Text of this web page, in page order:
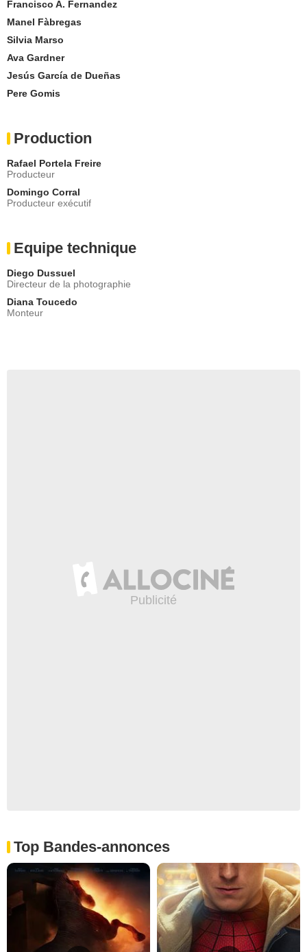
Francisco A. Fernandez
Manel Fàbregas
Silvia Marso
Ava Gardner
Jesús García de Dueñas
Pere Gomis
Production
Rafael Portela Freire
Producteur
Domingo Corral
Producteur exécutif
Equipe technique
Diego Dussuel
Directeur de la photographie
Diana Toucedo
Monteur
Top Bandes-annonces